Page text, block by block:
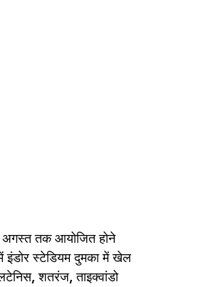
तक आयोजित होने
इंडोर स्टेडियम दुमका में खेल
शतरंज, ताइक्वांडो